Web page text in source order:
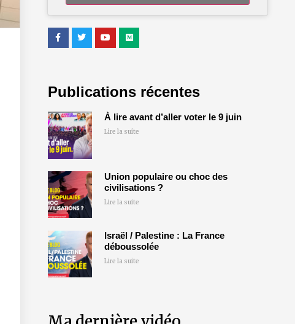
Publications récentes
À lire avant d’aller voter le 9 juin
Lire la suite
Union populaire ou choc des
civilisations ?
Lire la suite
Israël / Palestine : La France
déboussolée
Lire la suite